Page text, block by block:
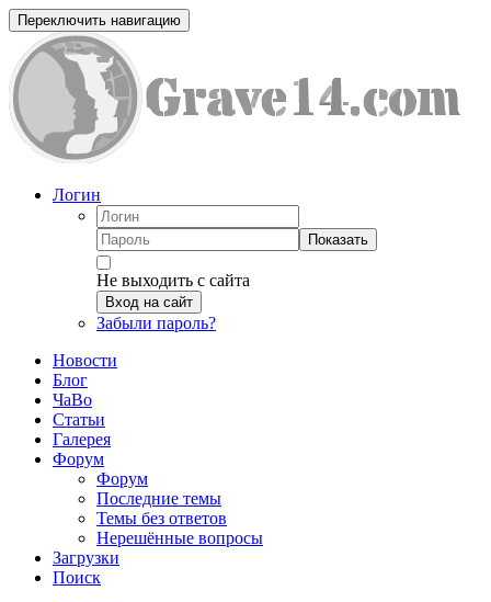
Переключить навигацию
Логин
Показать
Не выходить с сайта
Вход на сайт
Забыли пароль?
Новости
Блог
ЧаВо
Статьи
Галерея
Форум
Форум
Последние темы
Темы без ответов
Нерешённые вопросы
Загрузки
Поиск